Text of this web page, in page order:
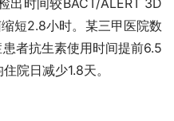
短2.8小时。某三甲医院数
者抗生素使用时间提前6.5
院日减少1.8天。